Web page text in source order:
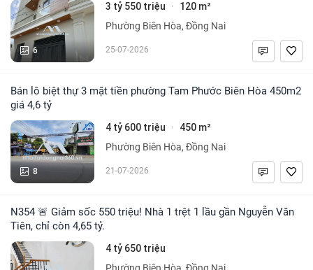
6
3 tỷ 550 triệu · 120 m²
Phường Biên Hòa, Đồng Nai
25-07-2026
Bán lô biệt thự 3 mặt tiền phường Tam Phước Biên Hòa 450m2
giá 4,6 tỷ
8
4 tỷ 600 triệu · 450 m²
Phường Biên Hòa, Đồng Nai
21-07-2026
N354 🚨 Giảm sốc 550 triệu! Nhà 1 trệt 1 lầu gần Nguyễn Văn
Tiên, chỉ còn 4,65 tỷ.
4 tỷ 650 triệu
Phường Biên Hòa, Đồng Nai